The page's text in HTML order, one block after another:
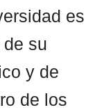
es
su
y de
de los